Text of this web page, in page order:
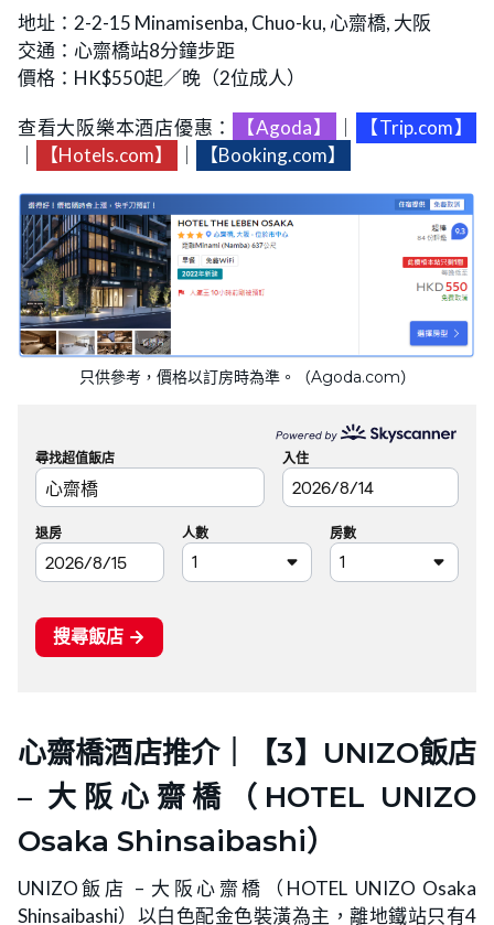
地址：2-2-15 Minamisenba, Chuo-ku, 心齋橋, 大阪
交通：心齋橋站8分鐘步距
價格：HK$550起／晚（2位成人）
查看大阪樂本酒店優惠： 【Agoda】
【Trip.com】
【Hotels.com】 【Booking.com】
只供參考，價格以訂房時為準。（Agoda.com）
心齋橋酒店推介｜【3】UNIZO飯店
– 大阪心齋橋（HOTEL UNIZO
Osaka Shinsaibashi）
UNIZO飯店 – 大阪心齋橋（HOTEL UNIZO Osaka
Shinsaibashi）以白色配金色裝潢為主，離地鐵站只有4